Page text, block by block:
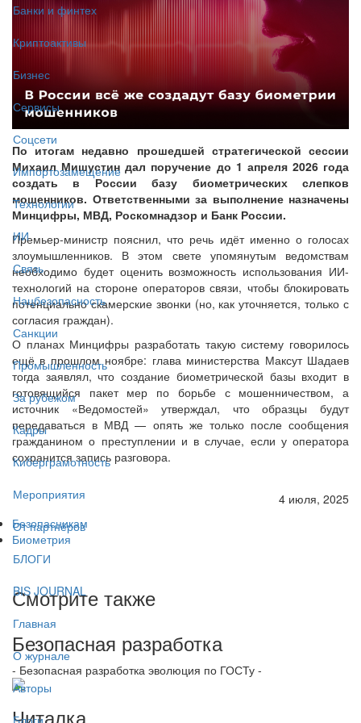
Банки и финтех
Криптоактивы
Бизнес
Сервисы
Соцсети
Импортозамещение
Технологии
ИИ
Связь
Нацбезопасность
Санкции
Промышленность
За рубежом
Кадры
Киберграмотность
Мероприятия
От партнёров
БЛОГИ
BIS JOURNAL
Главная
О журнале
Авторы
Блоги
По итогам недавно прошедшей стратегической сессии
Михаил Мишустин дал поручение до 1 апреля 2026 года
создать в России базу биометрических слепков
мошенников. Ответственными за выполнение назначены
Минцифры, МВД, Роскомнадзор и Банк России.
Премьер-министр пояснил, что речь идёт именно о голосах
злоумышленников. В этом свете упомянутым ведомствам
необходимо будет оценить возможность использования ИИ-
технологий на стороне операторов связи, чтобы блокировать
потенциально скамерские звонки (но, как уточняется, только с
согласия граждан).
О планах Минцифры разработать такую систему говорилось
ещё в прошлом ноябре: глава министерства Максут Шадаев
тогда заявлял, что создание биометрической базы входит в
готовящийся пакет мер по борьбе с мошенничеством, а
источник «Ведомостей» утверждал, что образцы будут
передаваться в МВД — опять же только после сообщения
гражданином о преступлении и в случае, если у оператора
сохранится запись разговора.
4 июля, 2025
Безопасникам
Биометрия
Смотрите также
Безопасная разработка
- Безопасная разработка эволюция по ГОСТу -
Читалка